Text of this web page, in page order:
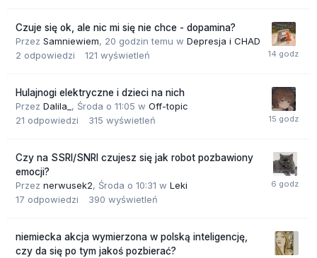
Czuje się ok, ale nic mi się nie chce - dopamina?
Przez Samniewiem, 20 godzin temu w Depresja i CHAD
2 odpowiedzi 121 wyświetleń
Hulajnogi elektryczne i dzieci na nich
Przez Dalila_ , Środa o 11:05 w Off-topic
21 odpowiedzi 315 wyświetleń
Czy na SSRI/SNRI czujesz się jak robot pozbawiony
emocji?
Przez nerwusek2, Środa o 10:31 w Leki
17 odpowiedzi 390 wyświetleń
niemiecka akcja wymierzona w polską inteligencję,
czy da się po tym jakoś pozbierać?